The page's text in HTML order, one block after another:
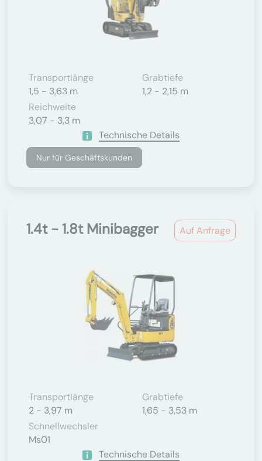
Transportlänge
1,5 - 3,63 m
Grabtiefe
1,2 - 2,15 m
Reichweite
3,07 - 3,3 m
Technische Details
Nur für Geschäftskunden
Auf Anfrage
1.4t - 1.8t Minibagger
Transportlänge
2 - 3,97 m
Grabtiefe
1,65 - 3,53 m
Schnellwechsler
Ms01
Technische Details